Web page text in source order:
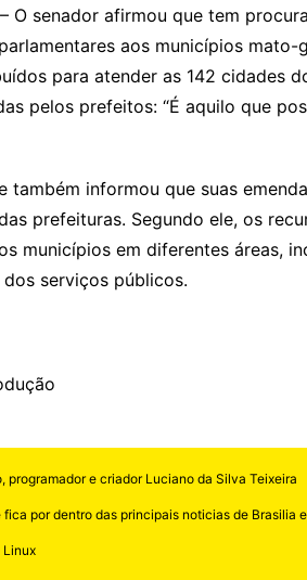
O senador afirmou que tem
aos municípios mato-
para atender as 142 cidades
pelos prefeitos: “É aquilo que
também informou que suas
prefeituras. Segundo ele, os
municípios em diferentes áreas,
serviços públicos.
programador e criador Luciano da Silva Teixeira
por dentro das principais noticias de Brasilia
Linux